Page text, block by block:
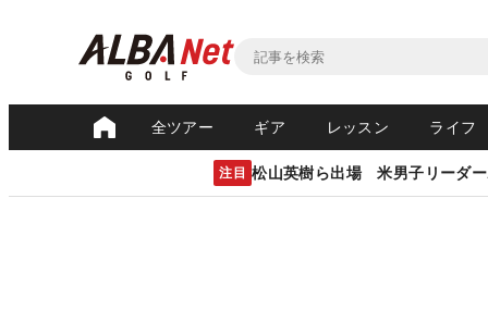
全ツアー ギア レッスン ライフ
注目 松山英樹ら出場 米男子リーダ